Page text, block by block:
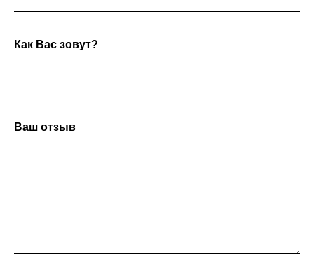
Как Вас зовут?
Ваш отзыв